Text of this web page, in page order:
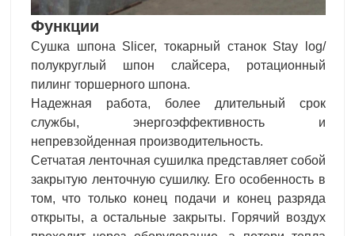
Функции
Сушка шпона Slicer, токарный станок Stay log/
полукруглый шпон слайсера, ротационный
пилинг торшерного шпона.
Надежная работа, более длительный срок
службы, энергоэффективность и
непревзойденная производительность.
Сетчатая ленточная сушилка представляет собой
закрытую ленточную сушилку. Его особенность в
том, что только конец подачи и конец разряда
открыты, а остальные закрыты. Горячий воздух